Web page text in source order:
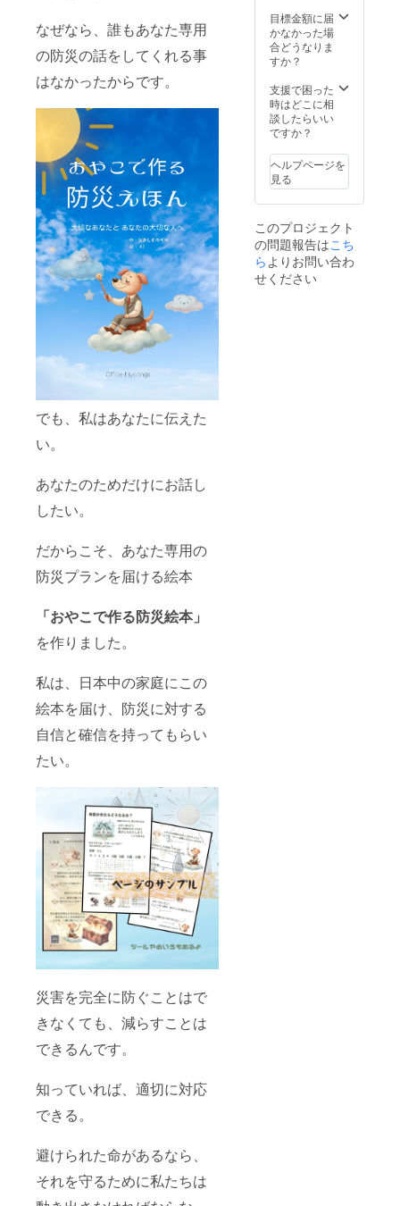
なぜなら、誰もあなた専用
の防災の話をしてくれる事
はなかったからです。
でも、私はあなたに伝えた
い。
あなたのためだけにお話し
したい。
だからこそ、あなた専用の
防災プランを届ける絵本
「おやこで作る防災絵本」
を作りました。
私は、日本中の家庭にこの
絵本を届け、防災に対する
自信と確信を持ってもらい
たい。
災害を完全に防ぐことはで
きなくても、減らすことは
できるんです。
知っていれば、適切に対応
できる。
避けられた命があるなら、
それを守るために私たちは
資格 -
気象防災ア
ドバイ
ザー・気象
予報士・防
災士・
１級小型船
舶操縦士
（特定）健
康気象アド
バイザー・
地球温暖化
目標金額に届
かなかった場
合どうなりま
すか？
支援で困った
時はどこに相
談したらいい
ですか？
ヘルプページを
見る
このプロジェクト
の問題報告はこち
ら よりお問い合わ
せください